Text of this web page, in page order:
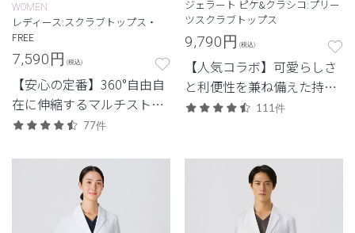
WOMEN
レディース:スクラブトップス・
FREE
7,590円 (税込)
【安心の定番】360°自由自
在に伸縮するマルチストレ
ッチ素材を使用した定番・
77件
ジェラート ピケ&クラシコ:プリー
ツスクラブトップス
9,790円 (税込)
【人気コラボ】可愛らしさ
と利便性を兼ね備えた持っ
ておきたいジップタイプ。
111件